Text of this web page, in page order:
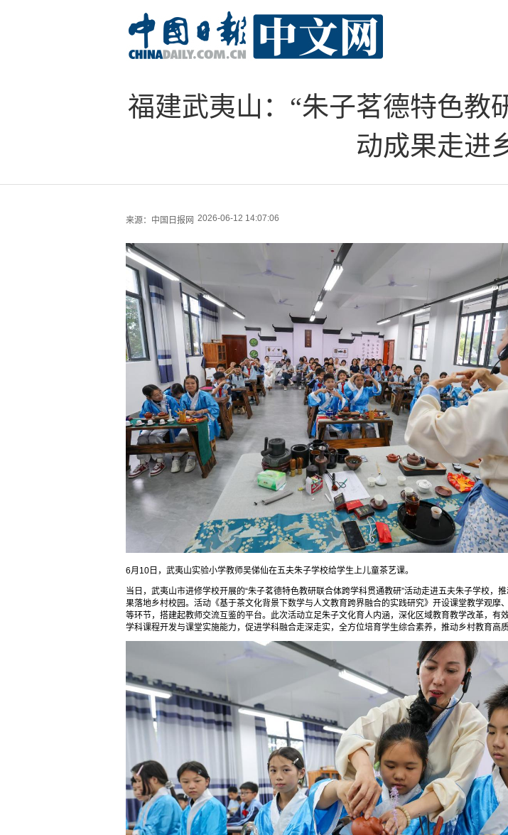
福建武夷山：“朱子茗德特色教
动成果走进
来源： 中国日报网 2026-06-12 14:07:06
6月10日，武夷山实验小学教师吴俤仙在五夫朱子学校给学生上儿童茶艺课。
当日，武夷山市进修学校开展的“朱子茗德特色教研联合体跨学科贯通教研”活动走进五夫朱子学校，
果落地乡村校园。活动《基于茶文化背景下数学与人文教育跨界融合的实践研究》开设课堂教学观摩
等环节，搭建起教师交流互鉴的平台。此次活动立足朱子文化育人内涵，深化区域教育教学改革，有
学科课程开发与课堂实施能力，促进学科融合走深走实，全方位培育学生综合素养，推动乡村教育高质